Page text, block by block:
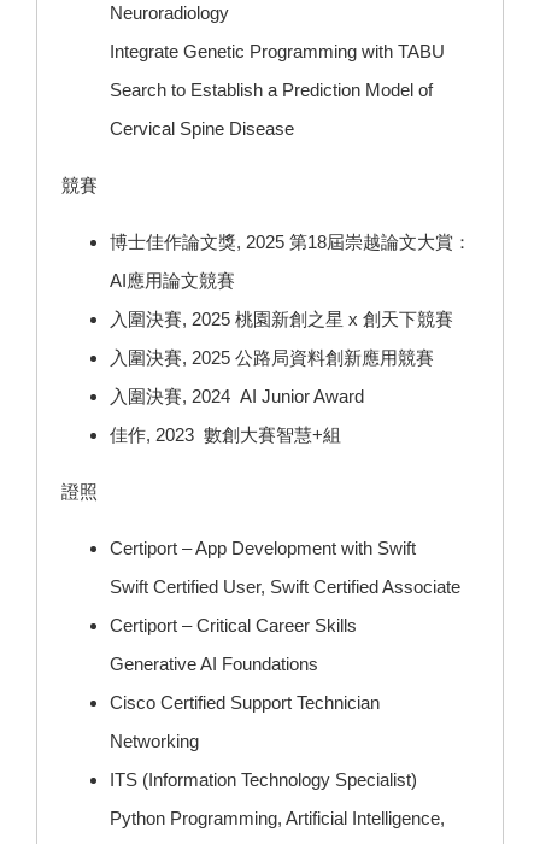
Neuroradiology
Integrate Genetic Programming with TABU
Search to Establish a Prediction Model of
Cervical Spine Disease
競賽
博士佳作論文獎, 2025 第18屆崇越論文大賞：
AI應用論文競賽
入圍決賽, 2025 桃園新創之星 x 創天下競賽
入圍決賽, 2025 公路局資料創新應用競賽
入圍決賽, 2024 AI Junior Award
佳作, 2023 數創大賽智慧+組
證照
Certiport – App Development with Swift
Swift Certified User, Swift Certified Associate
Certiport – Critical Career Skills
Generative AI Foundations
Cisco Certified Support Technician
Networking
ITS (Information Technology Specialist)
Python Programming, Artificial Intelligence,